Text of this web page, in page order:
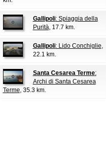
Gallipoli: Spiaggia della
Purità, 17.7 km.
Gallipoli: Lido Conchiglie,
22.1 km.
Santa Cesarea Terme:
Archi di Santa Cesarea
Terme, 35.3 km.